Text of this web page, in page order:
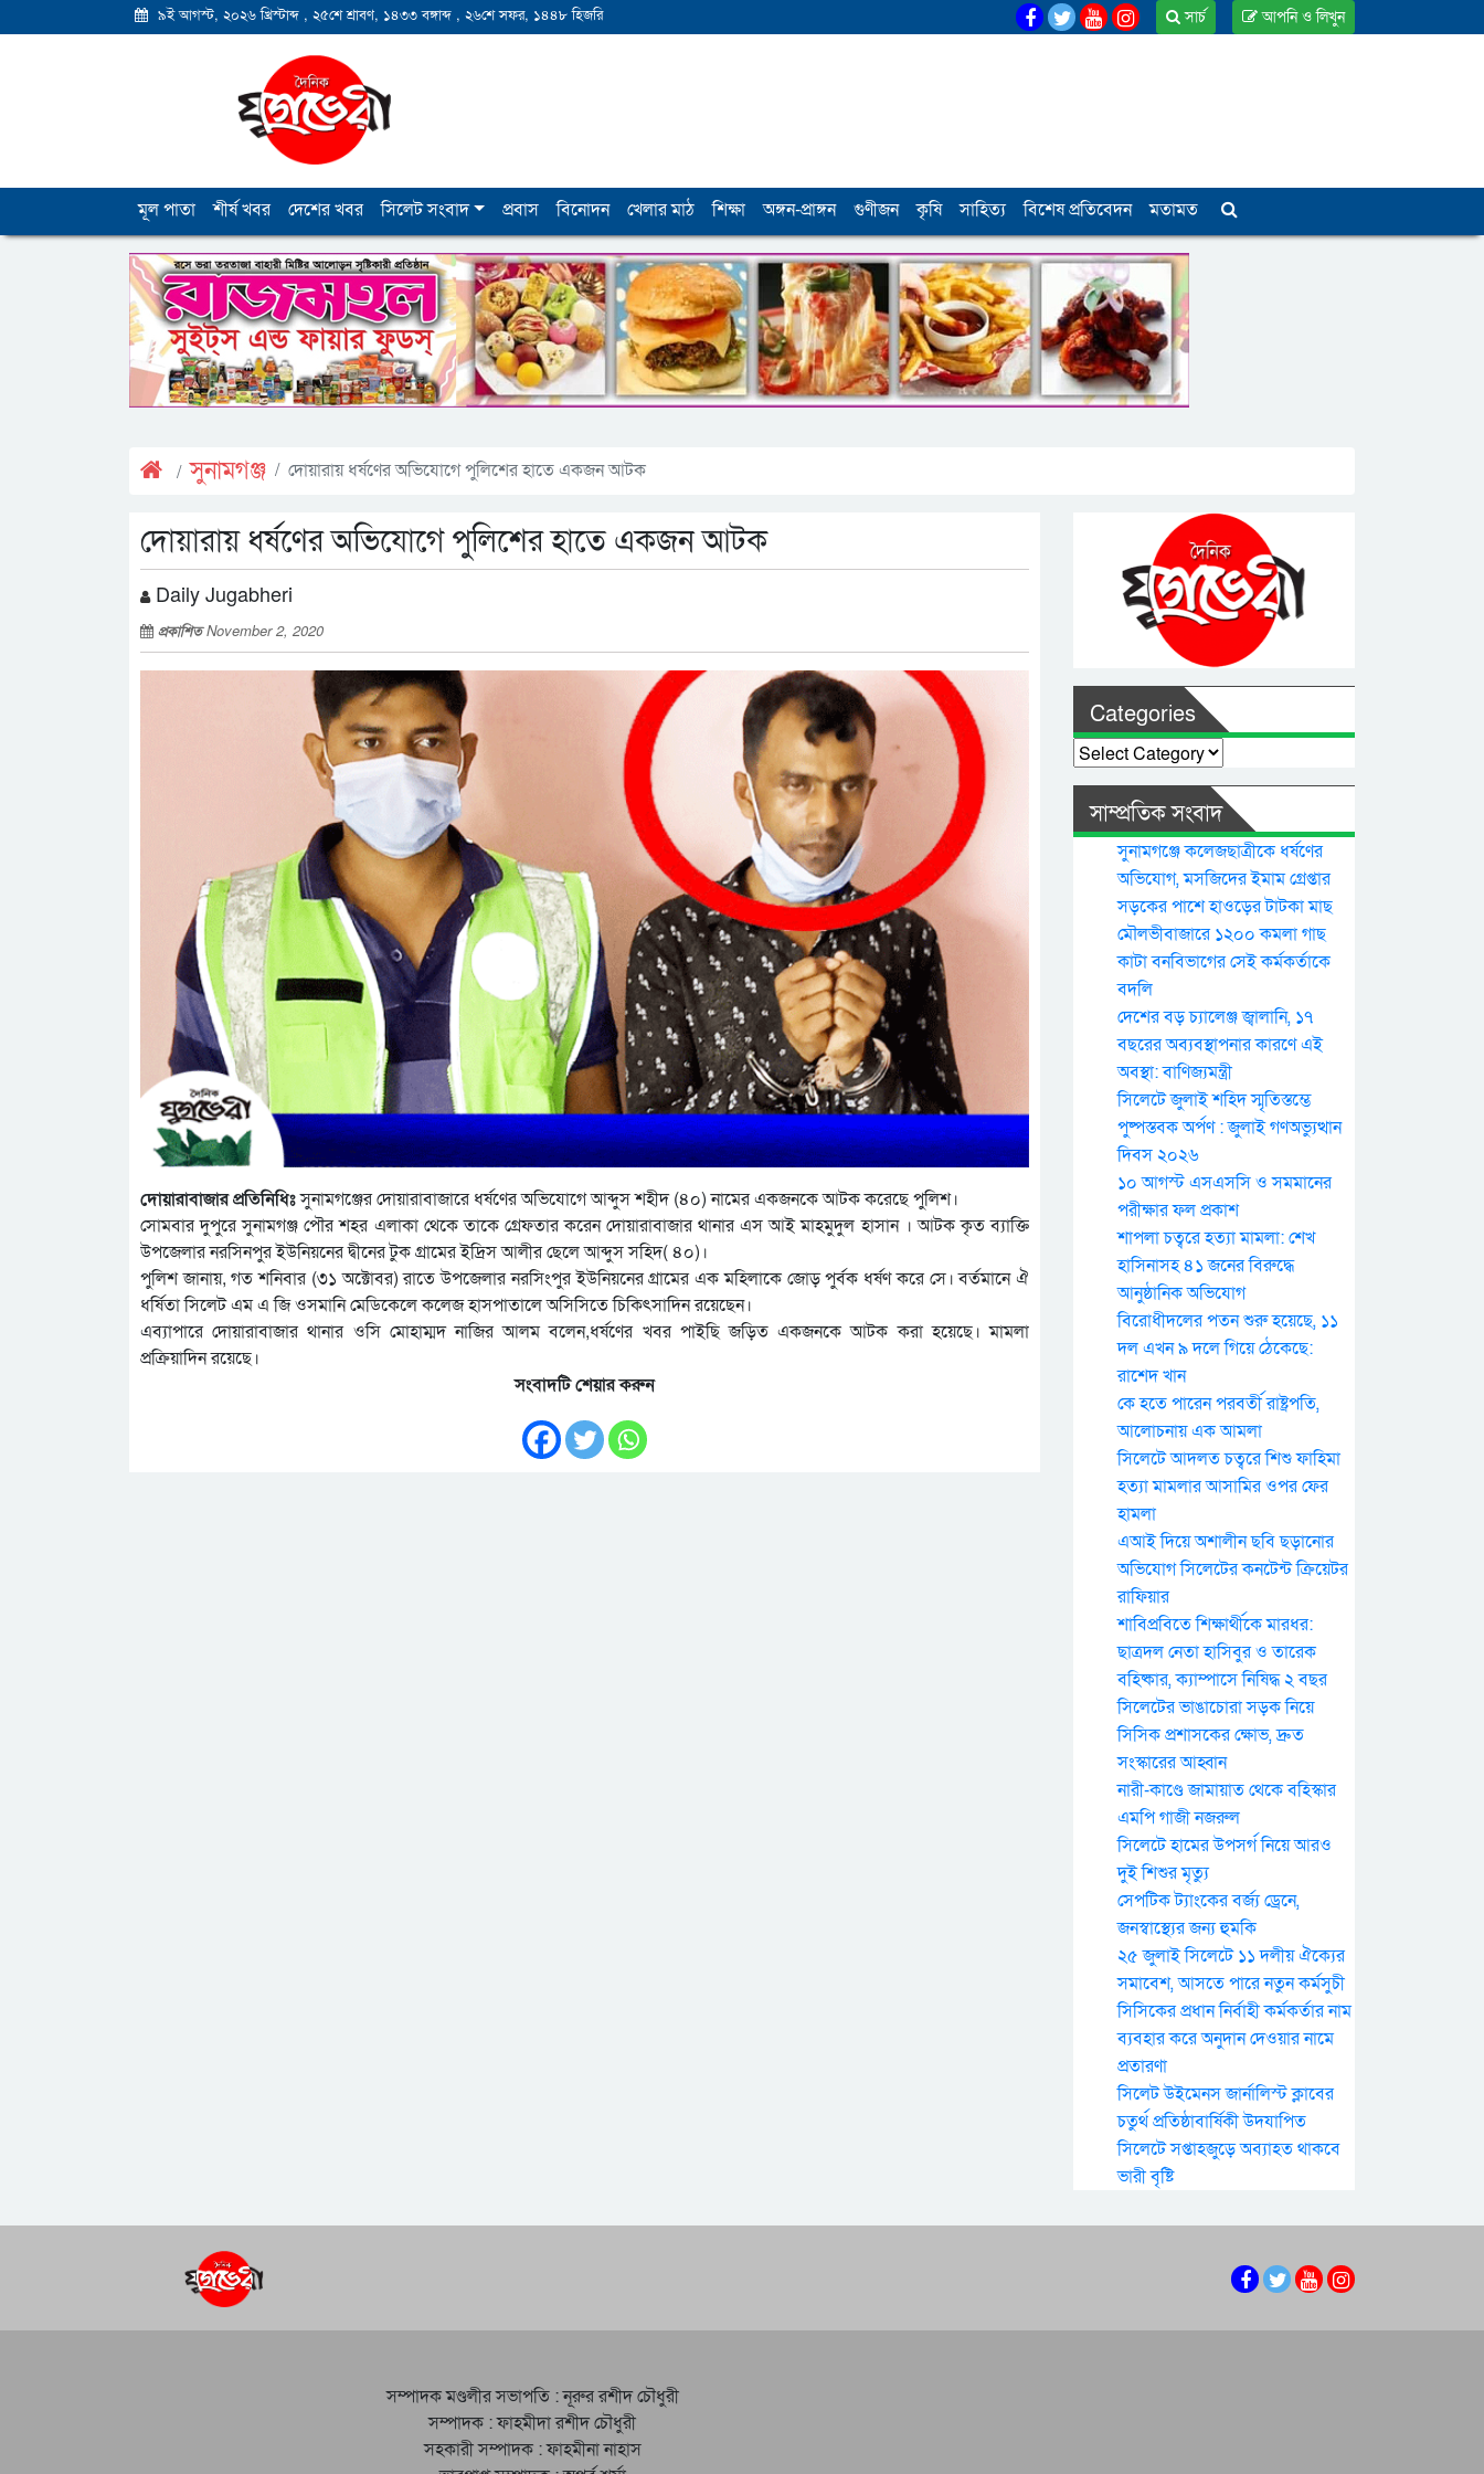
৯ই আগস্ট, ২০২৬ খ্রিস্টাব্দ , ২৫শে শ্রাবণ, ১৪৩৩ বঙ্গাব্দ , ২৬শে সফর, ১৪৪৮ হিজরি আপনি ও লিখুন
সার্চ
মূল পাতা শীর্ষ খবর দেশের খবর সিলেট সংবাদ প্রবাস বিনোদন খেলার মাঠ শিক্ষা অঙ্গন-প্রাঙ্গন গুণীজন কৃষি সাহিত্য বিশেষ প্রতিবেদন মতামত
সুনামগঞ্জ দোয়ারায় ধর্ষণের অভিযোগে পুলিশের হাতে একজন আটক
দোয়ারায় ধর্ষণের অভিযোগে পুলিশের হাতে একজন আটক
Daily Jugabheri
প্রকাশিতNovember 2, 2020
দোয়ারাবাজার প্রতিনিধিঃসুনামগঞ্জের দোয়ারাবাজারে ধর্ষণের অভিযোগে আব্দুস শহীদ (৪০) নামের একজনকে আটক করেছে পুলিশ।
সোমবার দুপুরে সুনামগঞ্জ পৌর শহর এলাকা থেকে তাকে গ্রেফতার করেন দোয়ারাবাজার থানার এস আই মাহমুদুল হাসান । আটক কৃত ব্যাক্তি
উপজেলার নরসিনপুর ইউনিয়নের দ্বীনের টুক গ্রামের ইদ্রিস আলীর ছেলে আব্দুস সহিদ( ৪০)।
পুলিশ জানায়, গত শনিবার (৩১ অক্টোবর) রাতে উপজেলার নরসিংপুর ইউনিয়নের গ্রামের এক মহিলাকে জোড় পুর্বক ধর্ষণ করে সে। বর্তমানে ঐ
ধর্ষিতা সিলেট এম এ জি ওসমানি মেডিকেলে কলেজ হাসপাতালে অসিসিতে চিকিৎসাদিন রয়েছেন।
এব্যাপারে দোয়ারাবাজার থানার ওসি মোহাম্মদ নাজির আলম বলেন,ধর্ষণের খবর পাইছি জড়িত একজনকে আটক করা হয়েছে। মামলা
প্রক্রিয়াদিন রয়েছে।
সংবাদটি শেয়ার করুন
Categories
Categories
সাম্প্রতিক সংবাদ
সুনামগঞ্জে কলেজছাত্রীকে ধর্ষণের
অভিযোগ, মসজিদের ইমাম গ্রেপ্তার
সড়কের পাশে হাওড়ের টাটকা মাছ
মৌলভীবাজারে ১২০০ কমলা গাছ
কাটা বনবিভাগের সেই কর্মকর্তাকে
বদলি
দেশের বড় চ্যালেঞ্জ জ্বালানি, ১৭
বছরের অব্যবস্থাপনার কারণে এই
অবস্থা: বাণিজ্যমন্ত্রী
সিলেটে জুলাই শহিদ স্মৃতিস্তম্ভে
পুষ্পস্তবক অর্পণ : জুলাই গণঅভ্যুত্থান
দিবস ২০২৬
১০ আগস্ট এসএসসি ও সমমানের
পরীক্ষার ফল প্রকাশ
শাপলা চত্বরে হত্যা মামলা: শেখ
হাসিনাসহ ৪১ জনের বিরুদ্ধে
আনুষ্ঠানিক অভিযোগ
বিরোধীদলের পতন শুরু হয়েছে, ১১
দল এখন ৯ দলে গিয়ে ঠেকেছে:
রাশেদ খান
কে হতে পারেন পরবর্তী রাষ্ট্রপতি,
আলোচনায় এক আমলা
সিলেটে আদলত চত্বরে শিশু ফাহিমা
হত্যা মামলার আসামির ওপর ফের
হামলা
এআই দিয়ে অশালীন ছবি ছড়ানোর
অভিযোগ সিলেটের কনটেন্ট ক্রিয়েটর
রাফিয়ার
শাবিপ্রবিতে শিক্ষার্থীকে মারধর:
ছাত্রদল নেতা হাসিবুর ও তারেক
বহিষ্কার, ক্যাম্পাসে নিষিদ্ধ ২ বছর
সিলেটের ভাঙাচোরা সড়ক নিয়ে
সিসিক প্রশাসকের ক্ষোভ, দ্রুত
সংস্কারের আহ্বান
নারী-কাণ্ডে জামায়াত থেকে বহিস্কার
এমপি গাজী নজরুল
সিলেটে হামের উপসর্গ নিয়ে আরও
দুই শিশুর মৃত্যু
সেপটিক ট্যাংকের বর্জ্য ড্রেনে,
জনস্বাস্থ্যের জন্য হুমকি
২৫ জুলাই সিলেটে ১১ দলীয় ঐক্যের
সমাবেশ, আসতে পারে নতুন কর্মসুচী
সিসিকের প্রধান নির্বাহী কর্মকর্তার নাম
ব্যবহার করে অনুদান দেওয়ার নামে
প্রতারণা
সিলেট উইমেনস জার্নালিস্ট ক্লাবের
চতুর্থ প্রতিষ্ঠাবার্ষিকী উদযাপিত
সিলেটে সপ্তাহজুড়ে অব্যাহত থাকবে
ভারী বৃষ্টি
সম্পাদক মণ্ডলীর সভাপতি : নূরুর রশীদ চৌধুরী
সম্পাদক : ফাহমীদা রশীদ চৌধুরী
সহকারী সম্পাদক : ফাহমীনা নাহাস